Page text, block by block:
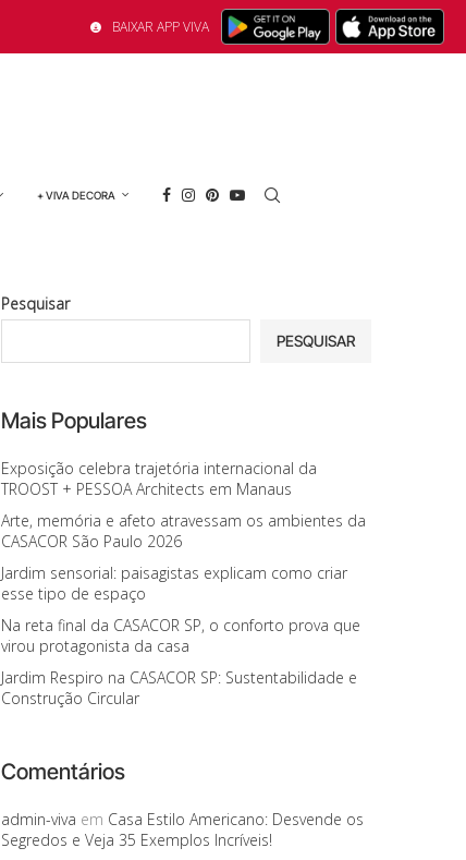
BAIXAR APP VIVA
+ VIVA DECORA
Pesquisar
PESQUISAR
Mais Populares
Exposição celebra trajetória internacional da
TROOST + PESSOA Architects em Manaus
Arte, memória e afeto atravessam os ambientes da
CASACOR São Paulo 2026
Jardim sensorial: paisagistas explicam como criar
esse tipo de espaço
Na reta final da CASACOR SP, o conforto prova que
virou protagonista da casa
Jardim Respiro na CASACOR SP: Sustentabilidade e
Construção Circular
Comentários
admin-viva em Casa Estilo Americano: Desvende os
Segredos e Veja 35 Exemplos Incríveis!